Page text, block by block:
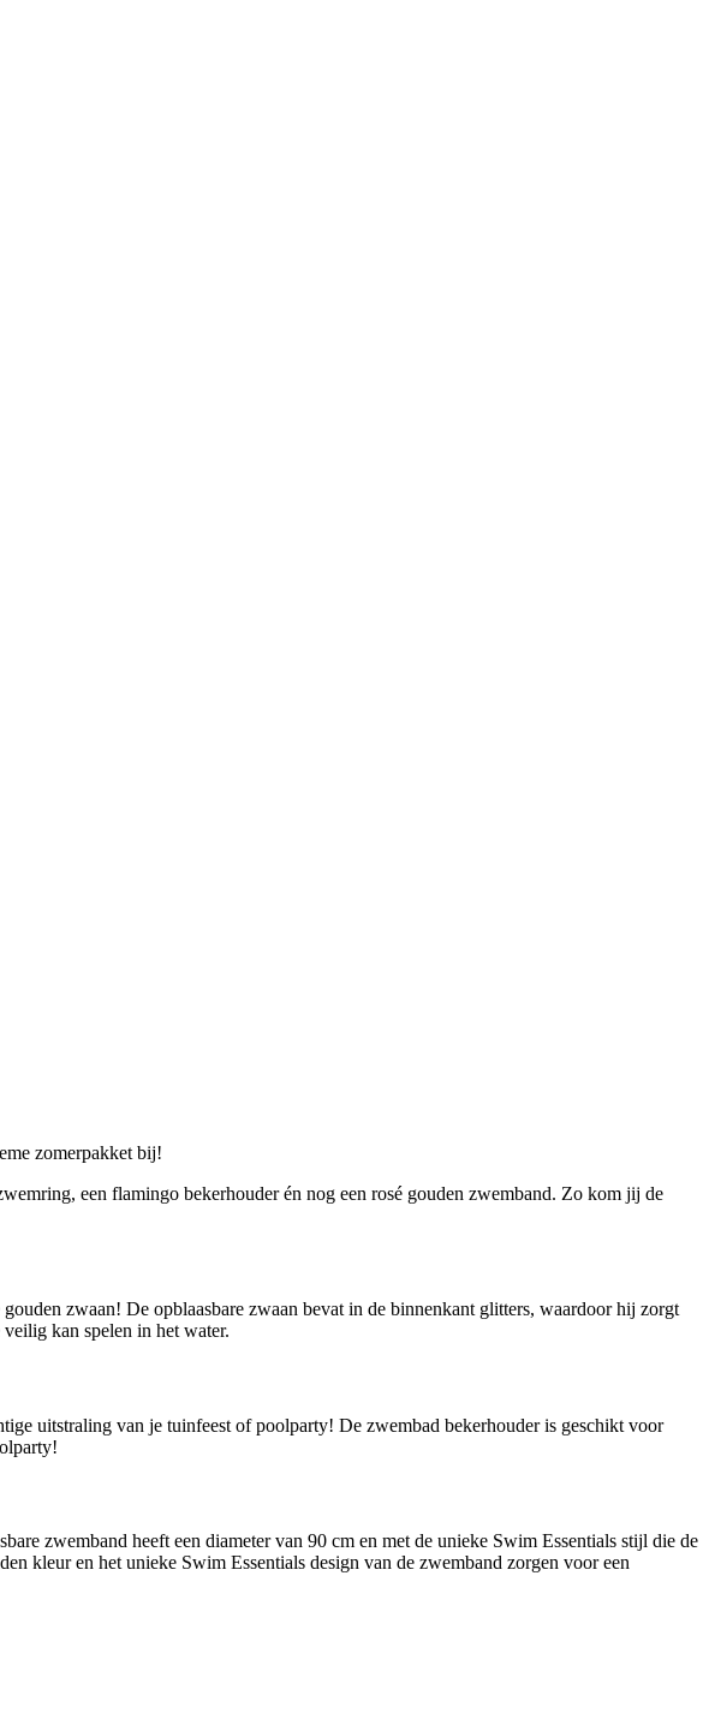
zomerpakket bij!
een flamingo bekerhouder én nog een rosé gouden zwemband. Zo kom jij de
zwaan! De opblaasbare zwaan bevat in de binnenkant glitters, waardoor hij zorgt
kan spelen in het water.
uitstraling van je tuinfeest of poolparty! De zwembad bekerhouder is geschikt voor
zwemband heeft een diameter van 90 cm en met de unieke Swim Essentials stijl die de
kleur en het unieke Swim Essentials design van de zwemband zorgen voor een